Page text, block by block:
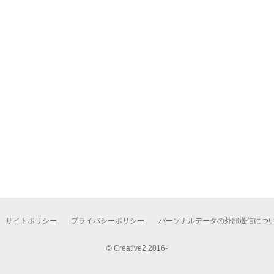
サイトポリシー プライバシーポリシー パーソナルデータの外部送信につ
© Creative2 2016-